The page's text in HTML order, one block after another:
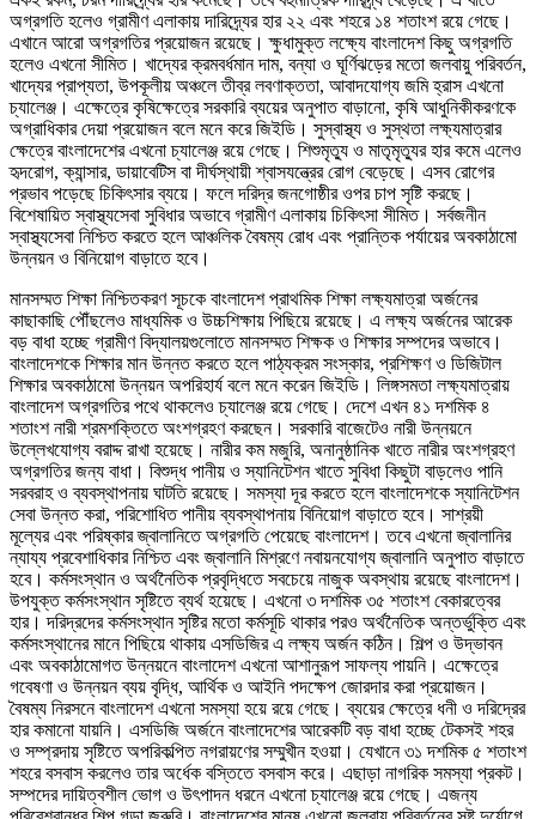
অগ্রগতি হলেও গ্রামীণ এলাকায় দারিদ্র্যের হার ২২ এবং শহরে ১৪ শতাংশ রয়ে গেছে।
এখানে আরো অগ্রগতির প্রয়োজন রয়েছে। ক্ষুধামুক্ত লক্ষ্যে বাংলাদেশ কিছু অগ্রগতি
হলেও এখনো সীমিত। খাদ্যের ক্রমবর্ধমান দাম, বন্যা ও ঘূর্ণিঝড়ের মতো জলবায়ু পরিবর্তন,
খাদ্যের প্রাপ্যতা, উপকূলীয় অঞ্চলে তীব্র লবণাক্ততা, আবাদযোগ্য জমি হ্রাস এখনো
চ্যালেঞ্জ। এক্ষেত্রে কৃষিক্ষেত্রে সরকারি ব্যয়ের অনুপাত বাড়ানো, কৃষি আধুনিকীকরণকে
অগ্রাধিকার দেয়া প্রয়োজন বলে মনে করে জিইডি। সুস্বাস্থ্য ও সুস্থতা লক্ষ্যমাত্রার
ক্ষেত্রে বাংলাদেশের এখনো চ্যালেঞ্জ রয়ে গেছে। শিশুমৃত্যু ও মাতৃমৃত্যুর হার কমে এলেও
হৃদরোগ, ক্যান্সার, ডায়াবেটিস বা দীর্ঘস্থায়ী শ্বাসযন্ত্রের রোগ বেড়েছে। এসব রোগের
প্রভাব পড়েছে চিকিৎসার ব্যয়ে। ফলে দরিদ্র জনগোষ্ঠীর ওপর চাপ সৃষ্টি করছে।
বিশেষায়িত স্বাস্থ্যসেবা সুবিধার অভাবে গ্রামীণ এলাকায় চিকিৎসা সীমিত। সর্বজনীন
স্বাস্থ্যসেবা নিশ্চিত করতে হলে আঞ্চলিক বৈষম্য রোধ এবং প্রান্তিক পর্যায়ের অবকাঠামো
উন্নয়ন ও বিনিয়োগ বাড়াতে হবে।
মানসম্মত শিক্ষা নিশ্চিতকরণ সূচকে বাংলাদেশ প্রাথমিক শিক্ষা লক্ষ্যমাত্রা অর্জনের
কাছাকাছি পৌঁছলেও মাধ্যমিক ও উচ্চশিক্ষায় পিছিয়ে রয়েছে। এ লক্ষ্য অর্জনের আরেক
বড় বাধা হচ্ছে গ্রামীণ বিদ্যালয়গুলোতে মানসম্মত শিক্ষক ও শিক্ষার সম্পদের অভাবে।
বাংলাদেশকে শিক্ষার মান উন্নত করতে হলে পাঠ্যক্রম সংস্কার, প্রশিক্ষণ ও ডিজিটাল
শিক্ষার অবকাঠামো উন্নয়ন অপরিহার্য বলে মনে করেন জিইডি। লিঙ্গসমতা লক্ষ্যমাত্রায়
বাংলাদেশ অগ্রগতির পথে থাকলেও চ্যালেঞ্জ রয়ে গেছে। দেশে এখন ৪১ দশমিক ৪
শতাংশ নারী শ্রমশক্তিতে অংশগ্রহণ করছেন। সরকারি বাজেটেও নারী উন্নয়নে
উল্লেখযোগ্য বরাদ্দ রাখা হয়েছে। নারীর কম মজুরি, অনানুষ্ঠানিক খাতে নারীর অংশগ্রহণ
অগ্রগতির জন্য বাধা। বিশুদ্ধ পানীয় ও স্যানিটেশন খাতে সুবিধা কিছুটা বাড়লেও পানি
সরবরাহ ও ব্যবস্থাপনায় ঘাটতি রয়েছে। সমস্যা দূর করতে হলে বাংলাদেশকে স্যানিটেশন
সেবা উন্নত করা, পরিশোধিত পানীয় ব্যবস্থাপনায় বিনিয়োগ বাড়াতে হবে। সাশ্রয়ী
মূল্যের এবং পরিষ্কার জ্বালানিতে অগ্রগতি পেয়েছে বাংলাদেশ। তবে এখনো জ্বালানির
ন্যায্য প্রবেশাধিকার নিশ্চিত এবং জ্বালানি মিশ্রণে নবায়নযোগ্য জ্বালানি অনুপাত বাড়াতে
হবে। কর্মসংস্থান ও অর্থনৈতিক প্রবৃদ্ধিতে সবচেয়ে নাজুক অবস্থায় রয়েছে বাংলাদেশ।
উপযুক্ত কর্মসংস্থান সৃষ্টিতে ব্যর্থ হয়েছে। এখনো ৩ দশমিক ৩৫ শতাংশ বেকারত্বের
হার। দরিদ্রদের কর্মসংস্থান সৃষ্টির মতো কর্মসূচি থাকার পরও অর্থনৈতিক অন্তর্ভুক্তি এবং
কর্মসংস্থানের মানে পিছিয়ে থাকায় এসডিজির এ লক্ষ্য অর্জন কঠিন। শিল্প ও উদ্ভাবন
এবং অবকাঠামোগত উন্নয়নে বাংলাদেশ এখনো আশানুরূপ সাফল্য পায়নি। এক্ষেত্রে
গবেষণা ও উন্নয়ন ব্যয় বৃদ্ধি, আর্থিক ও আইনি পদক্ষেপ জোরদার করা প্রয়োজন।
বৈষম্য নিরসনে বাংলাদেশ এখনো সমস্যা হয়ে রয়ে গেছে। ব্যয়ের ক্ষেত্রে ধনী ও দরিদ্রের
হার কমানো যায়নি। এসডিজি অর্জনে বাংলাদেশের আরেকটি বড় বাধা হচ্ছে টেকসই শহর
ও সম্প্রদায় সৃষ্টিতে অপরিকল্পিত নগরায়ণের সম্মুখীন হওয়া। যেখানে ৩১ দশমিক ৫ শতাংশ
শহরে বসবাস করলেও তার অর্ধেক বস্তিতে বসবাস করে। এছাড়া নাগরিক সমস্যা প্রকট।
সম্পদের দায়িত্বশীল ভোগ ও উৎপাদন ধরনে এখনো চ্যালেঞ্জ রয়ে গেছে। এজন্য